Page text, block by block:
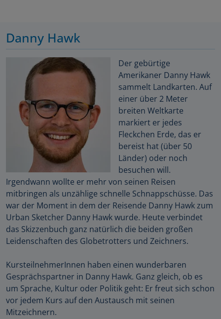
Danny Hawk
Der gebürtige
Amerikaner Danny Hawk
sammelt Landkarten. Auf
einer über 2 Meter
breiten Weltkarte
markiert er jedes
Fleckchen Erde, das er
bereist hat (über 50
Länder) oder noch
besuchen will.
Irgendwann wollte er mehr von seinen Reisen
mitbringen als unzählige schnelle Schnappschüsse. Das
war der Moment in dem der Reisende Danny Hawk zum
Urban Sketcher Danny Hawk wurde. Heute verbindet
das Skizzenbuch ganz natürlich die beiden großen
Leidenschaften des Globetrotters und Zeichners.
KursteilnehmerInnen haben einen wunderbaren
Gesprächspartner in Danny Hawk. Ganz gleich, ob es
um Sprache, Kultur oder Politik geht: Er freut sich schon
vor jedem Kurs auf den Austausch mit seinen
Mitzeichnern.